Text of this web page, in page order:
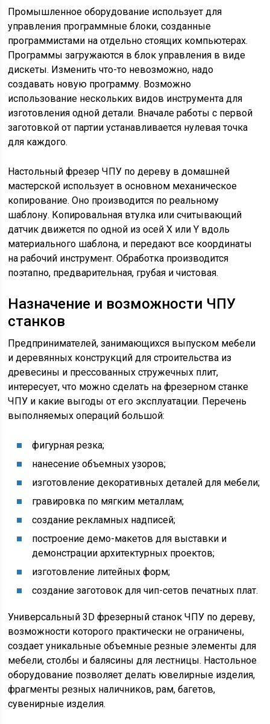
Промышленное оборудование использует для
управления программные блоки, созданные
программистами на отдельно стоящих компьютерах.
Программы загружаются в блок управления в виде
дискеты. Изменить что-то невозможно, надо
создавать новую программу. Возможно
использование нескольких видов инструмента для
изготовления одной детали. Вначале работы с первой
заготовкой от партии устанавливается нулевая точка
для каждого.
Настольный фрезер ЧПУ по дереву в домашней
мастерской использует в основном механическое
копирование. Оно производится по реальному
шаблону. Копировальная втулка или считывающий
датчик движется по одной из осей X или Y вдоль
материального шаблона, и передают все координаты
на рабочий инструмент. Обработка производится
поэтапно, предварительная, грубая и чистовая.
Назначение и возможности ЧПУ
станков
Предпринимателей, занимающихся выпуском мебели
и деревянных конструкций для строительства из
древесины и прессованных стружечных плит,
интересует, что можно сделать на фрезерном станке
ЧПУ и какие выгоды от его эксплуатации. Перечень
выполняемых операций большой:
фигурная резка;
нанесение объемных узоров;
изготовление декоративных деталей для мебели;
гравировка по мягким металлам;
создание рекламных надписей;
построение демо-макетов для выставки и
демонстрации архитектурных проектов;
изготовление литейных форм;
создание заготовок для чип-сетов печатных плат.
Универсальный 3D фрезерный станок ЧПУ по дереву,
возможности которого практически не ограничены,
создает уникальные объемные резные элементы для
мебели, столбы и балясины для лестницы. Настольное
оборудование позволяет делать ювелирные изделия,
фрагменты резных наличников, рам, багетов,
сувенирные изделия.